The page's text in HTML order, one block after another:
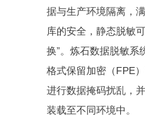
据与生产环境隔离，
库的安全，静态脱敏
换”。炼石数据脱敏系
格式保留加密（FPE
进行数据掩码扰乱，
装载至不同环境中。